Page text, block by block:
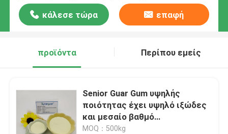
κάλεσε τώρα επαφή
προϊόντα Περίπου εμείς
Senior Guar Gum υψηλής
ποιότητας έχει υψηλό ιξώδες
και μεσαίο βαθμό
υποκατάστασης για την
MOQ：500kg